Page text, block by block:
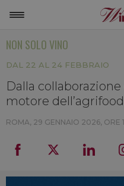
NON
NON SOLO VINO
DAL 22 AL 24 FEBBRAIO
Dalla
motore
ROMA, 29 GENNAIO 2026, ORE